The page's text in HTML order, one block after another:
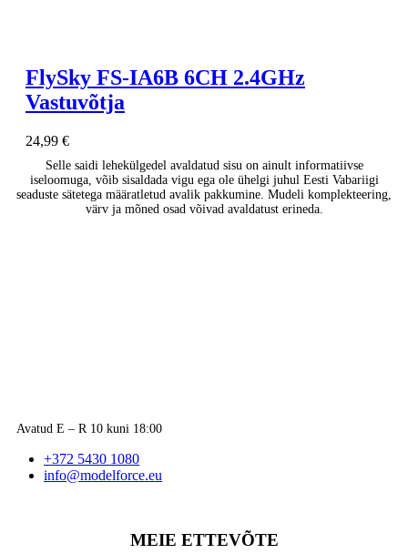
FlySky FS-IA6B 6CH 2.4GHz
Vastuvõtja
24,99 €
Selle saidi lehekülgedel avaldatud sisu on ainult informatiivse
iseloomuga, võib sisaldada vigu ega ole ühelgi juhul Eesti Vabariigi
seaduste sätetega määratletud avalik pakkumine. Mudeli komplekteering,
värv ja mõned osad võivad avaldatust erineda.
Avatud E – R 10 kuni 18:00
+372 5430 1080
info@modelforce.eu
MEIE ETTEVÕTE